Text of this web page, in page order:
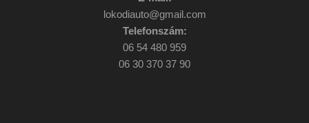
lokodiauto@gmail.com
Telefonszám:
06 54 480 959
06 30 370 37 90